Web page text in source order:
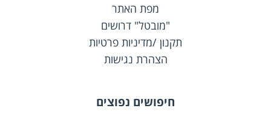
מפת האתר
"מובטל" דרושים
תקנון /מדיניות פרטיות
הצהרת נגישות
חיפושים נפוצים